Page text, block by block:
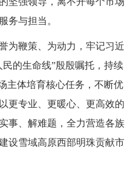
务与担当。
为鞭策、为动力，牢记习近
的生命线”殷殷嘱托，持续
主体培育核心任务，不断优
更专业、更暖心、更高效的
事、解难题，全力营造各族
设雪域高原西部明珠贡献市